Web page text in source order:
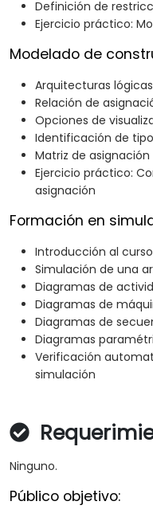
Definición de
Ejercicio práctico:
Modelado de
Arquitecturas
Relación de
Opciones de
Identificación de
Matriz de asignación
Ejercicio práctico:
asignación
Formación en
Introducción al curso
Simulación de una
Diagramas de
Diagramas de
Diagramas de
Diagramas
Verificación
simulación
Ninguno.
Público objetivo: